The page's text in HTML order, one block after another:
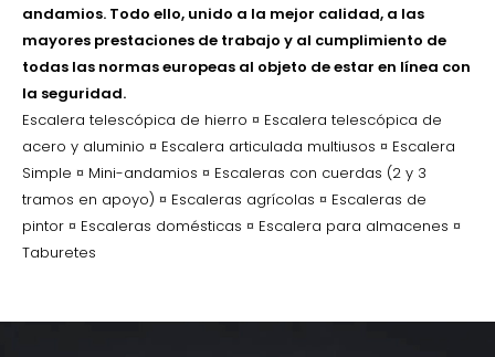
andamios. Todo ello, unido a la mejor calidad, a las
mayores prestaciones de trabajo y al cumplimiento de
todas las normas europeas al objeto de estar en línea con
la seguridad.
Escalera telescópica de hierro ¤ Escalera telescópica de
acero y aluminio ¤ Escalera articulada multiusos ¤ Escalera
Simple ¤ Mini-andamios ¤ Escaleras con cuerdas (2 y 3
tramos en apoyo) ¤ Escaleras agrícolas ¤ Escaleras de
pintor ¤ Escaleras domésticas ¤ Escalera para almacenes ¤
Taburetes